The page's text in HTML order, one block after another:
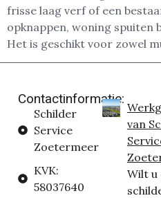
frisse laag verf of een
opknappen, woning spuiten
Het is geschikt voor zowel
Contactinformatie:
Schilder
Service
Zoetermeer
KVK:
58037640
van
Wilt u